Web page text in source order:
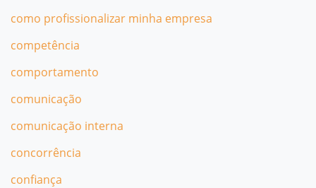
como profissionalizar minha empresa
competência
comportamento
comunicação
comunicação interna
concorrência
confiança